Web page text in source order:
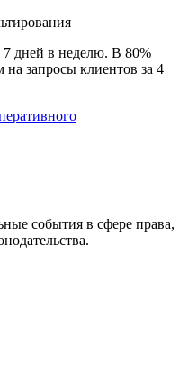
7 дней в неделю. В 80%
на запросы клиентов за 4
события в сфере права,